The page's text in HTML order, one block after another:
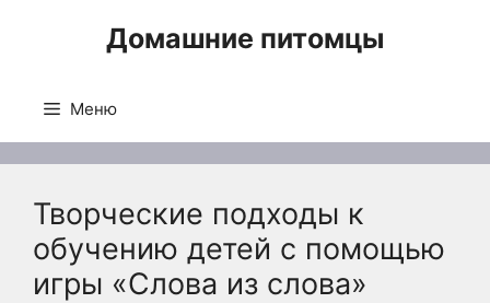
Домашние питомцы
Меню
Творческие подходы к
обучению детей с помощью
игры «Слова из слова»